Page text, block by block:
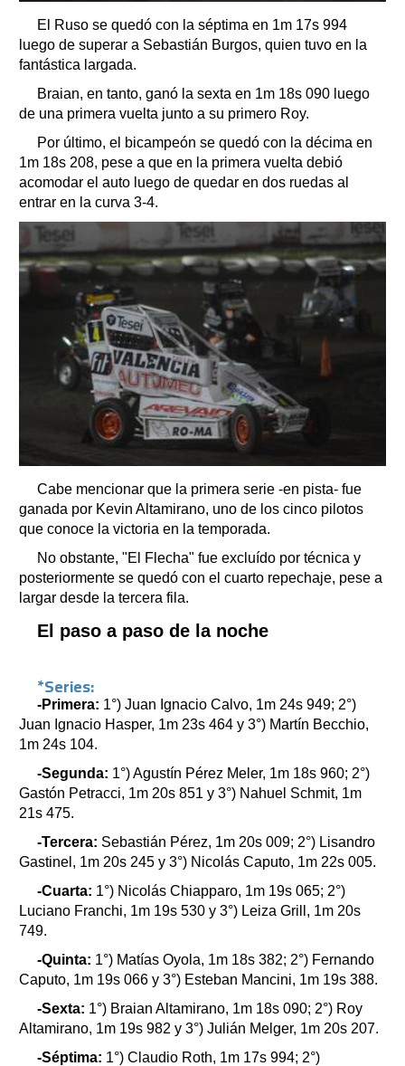
El Ruso se quedó con la séptima en 1m 17s 994
luego de superar a Sebastián Burgos, quien tuvo en la
fantástica largada.
Braian, en tanto, ganó la sexta en 1m 18s 090 luego
de una primera vuelta junto a su primero Roy.
Por último, el bicampeón se quedó con la décima en
1m 18s 208, pese a que en la primera vuelta debió
acomodar el auto luego de quedar en dos ruedas al
entrar en la curva 3-4.
Cabe mencionar que la primera serie -en pista- fue
ganada por Kevin Altamirano, uno de los cinco pilotos
que conoce la victoria en la temporada.
No obstante, "El Flecha" fue excluído por técnica y
posteriormente se quedó con el cuarto repechaje, pese a
largar desde la tercera fila.
El paso a paso de la noche
*Series:
-Primera: 1°) Juan Ignacio Calvo, 1m 24s 949; 2°)
Juan Ignacio Hasper, 1m 23s 464 y 3°) Martín Becchio,
1m 24s 104.
-Segunda: 1°) Agustín Pérez Meler, 1m 18s 960; 2°)
Gastón Petracci, 1m 20s 851 y 3°) Nahuel Schmit, 1m
21s 475.
-Tercera: Sebastián Pérez, 1m 20s 009; 2°) Lisandro
Gastinel, 1m 20s 245 y 3°) Nicolás Caputo, 1m 22s 005.
-Cuarta: 1°) Nicolás Chiapparo, 1m 19s 065; 2°)
Luciano Franchi, 1m 19s 530 y 3°) Leiza Grill, 1m 20s
749.
-Quinta: 1°) Matías Oyola, 1m 18s 382; 2°) Fernando
Caputo, 1m 19s 066 y 3°) Esteban Mancini, 1m 19s 388.
-Sexta: 1°) Braian Altamirano, 1m 18s 090; 2°) Roy
Altamirano, 1m 19s 982 y 3°) Julián Melger, 1m 20s 207.
-Séptima: 1°) Claudio Roth, 1m 17s 994; 2°)